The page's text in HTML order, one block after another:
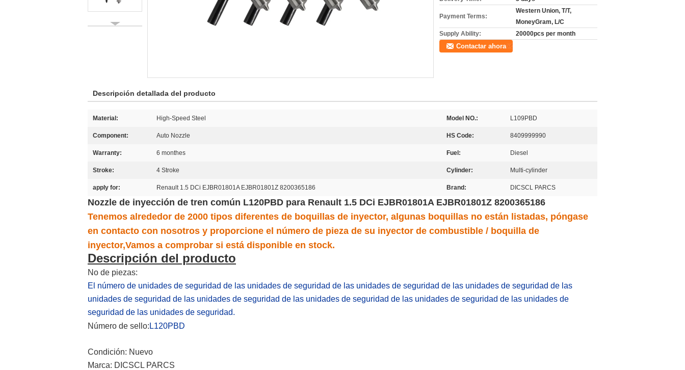
Payment Terms:
Western Union, T/T,
MoneyGram, L/C
Supply Ability:
20000pcs per month
Contactar ahora
Descripción detallada del producto
Material: High-Speed Steel Model NO.: L109PBD
Component: Auto Nozzle HS Code: 8409999990
Warranty: 6 monthes Fuel: Diesel
Stroke: 4 Stroke Cylinder: Multi-cylinder
apply for: Renault 1.5 DCi EJBR01801A EJBR01801Z 8200365186 Brand: DICSCL PARCS
Nozzle de inyección de tren común L120PBD para Renault 1.5 DCi EJBR01801A EJBR01801Z 8200365186
Tenemos alrededor de 2000 tipos diferentes de boquillas de inyector, algunas boquillas no están listadas, póngase
en contacto con nosotros y proporcione el número de pieza de su inyector de combustible / boquilla de
inyector,Vamos a comprobar si está disponible en stock.
Descripción del producto
No de piezas:
El número de unidades de seguridad de las unidades de seguridad de las unidades de seguridad de las unidades de seguridad de las
unidades de seguridad de las unidades de seguridad de las unidades de seguridad de las unidades de seguridad de las unidades de
seguridad de las unidades de seguridad.
Número de sello: L120PBD
Condición: Nuevo
Marca: DICSCL PARCS